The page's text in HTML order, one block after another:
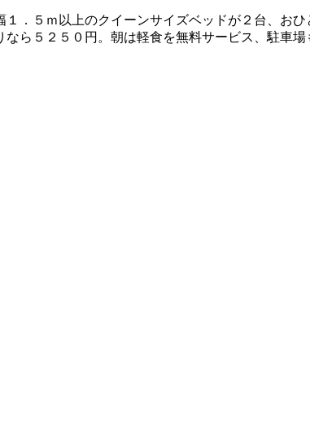
．５ｍ以上のクイーンサイズベッドが２台、おひ
ら５２５０円。朝は軽食を無料サービス、駐車